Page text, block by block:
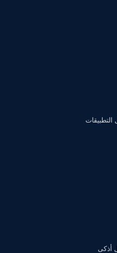
أذكى